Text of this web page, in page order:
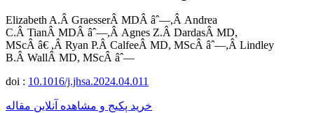
Elizabeth A.Â GraesserÂ MDÂ âˆ—,Â Andrea
C.Â TianÂ MDÂ âˆ—,Â Agnes Z.Â DardasÂ MD,
MScÂ â€ ,Â Ryan P.Â CalfeeÂ MD, MScÂ âˆ—,Â Lindley
B.Â WallÂ MD, MScÂ âˆ—
doi : 10.1016/j.jhsa.2024.04.011
خرید پکیج و مشاهده آنلاین مقاله